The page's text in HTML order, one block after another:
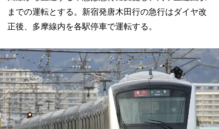
までの運転とする。新宿発唐木田行の急行はダイヤ改
正後、多摩線内を各駅停車で運転する。